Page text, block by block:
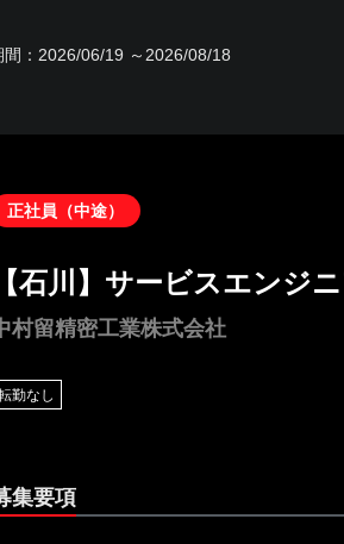
： 2026/06/19 ～2026/08/18
正社員（中途）
【石川】サービスエンジニ
村留精密工業株式会社
勤なし
集要項